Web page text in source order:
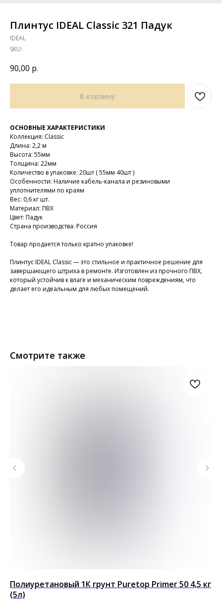
Плинтус IDEAL Classic 321 Падук
IDEAL
SKU:
90,00 р.
В корзину
ОСНОВНЫЕ ХАРАКТЕРИСТИКИ
Коллекция: Classic
Длина: 2,2 м
Высота: 55мм
Толщина: 22мм
Количество в упаковке: 20шт ( 55мм 40шт )
Особенности: Наличие кабель-канала и резиновыми
уплотнителями по краям
Вес: 0,6 кг шт.
Материал: ПВХ
Цвет: Падук
Страна производства: Россия
Товар продается только кратно упаковке!
Плинтус IDEAL Classic — это стильное и практичное решение для
завершающего штриха в ремонте. Изготовлен из прочного ПВХ,
который устойчив к влаге и механическим повреждениям, что
делает его идеальным для любых помещений.
Смотрите также
Полиуретановый 1К грунт Puretop Primer 50 4,5 кг
(5л)